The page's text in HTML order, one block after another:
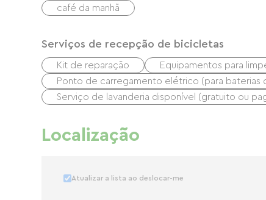
café da manhã
Serviços de recepção de bicicletas
Kit de reparação
Equipamentos para
Ponto de carregamento elétrico (para baterias
Serviço de lavanderia disponível (gratuito ou
Localização
Atualizar a lista ao deslocar-me